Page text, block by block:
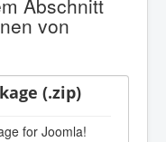
von
(.zip)
for Joomla!